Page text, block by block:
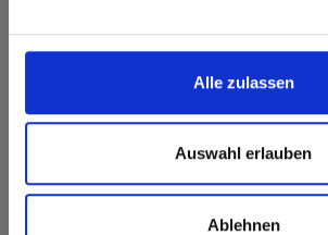
Alle zulassen
Auswahl erlauben
Ablehnen
Dit zou u ook kunnen interesseren: